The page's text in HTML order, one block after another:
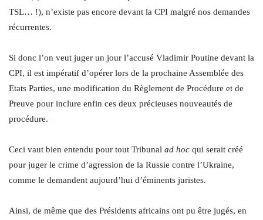
TSL… !), n’existe pas encore devant la CPI malgré nos demandes
récurrentes.
Si donc l’on veut juger un jour l’accusé Vladimir Poutine devant la
CPI, il est impératif d’opérer lors de la prochaine Assemblée des
Etats Parties, une modification du Règlement de Procédure et de
Preuve pour inclure enfin ces deux précieuses nouveautés de
procédure.
Ceci vaut bien entendu pour tout Tribunal ad hoc qui serait créé
pour juger le crime d’agression de la Russie contre l’Ukraine,
comme le demandent aujourd’hui d’éminents juristes.
Ainsi, de même que des Présidents africains ont pu être jugés, en